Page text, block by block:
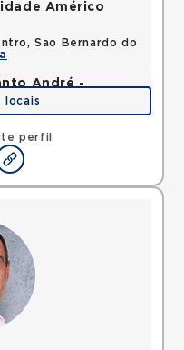
perfil
Américo
Sao Bernardo do
André -
Andre, SP,
locais